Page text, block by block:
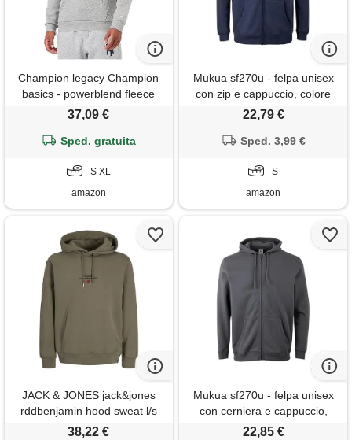
Champion legacy Champion
basics - powerblend fleece
felpa con cappuccio, grigio
37,09 €
Sped. gratuita
S XL
amazon
Mukua sf270u - felpa unisex
con zip e cappuccio, colore
denim blu, taglia s, denim blu,
22,79 €
Sped. 3,99 €
S
amazon
JACK & JONES jack&jones
rddbenjamin hood sweat l/s
noos, verde - dusky green, l
38,22 €
Mukua sf270u - felpa unisex
con cerniera e cappuccio,
colore: grigio scuro, taglia 2xl,
22,85 €